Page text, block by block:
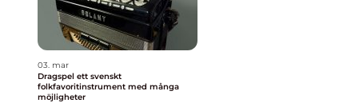
03. mar
Dragspel ett svenskt
folkfavoritinstrument med många
möjligheter